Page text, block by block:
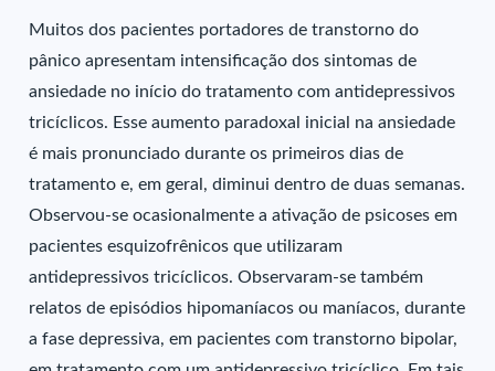
Muitos dos pacientes portadores de transtorno do
pânico apresentam intensificação dos sintomas de
ansiedade no início do tratamento com antidepressivos
tricíclicos. Esse aumento paradoxal inicial na ansiedade
é mais pronunciado durante os primeiros dias de
tratamento e, em geral, diminui dentro de duas semanas.
Observou-se ocasionalmente a ativação de psicoses em
pacientes esquizofrênicos que utilizaram
antidepressivos tricíclicos. Observaram-se também
relatos de episódios hipomaníacos ou maníacos, durante
a fase depressiva, em pacientes com transtorno bipolar,